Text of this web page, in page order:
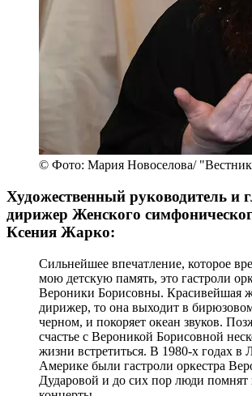
© Фото: Мария Новоселова/ "Вестник
Художественный руководитель и
дирижер Женского
Ксения Жарко:
Сильнейшее впечатление, которое
мою детскую память, это гастроли
Вероники Борисовны. Красивейшая
дирижер, то она выходит в
черном, и покоряет океан звуков.
счастье с Вероникой Борисовной
жизни встретиться. В 1980-х годах в
Америке были гастроли оркестра
Дударовой и до сих пор люди помнят